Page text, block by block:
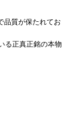
品質が保たれてお
る正真正銘の本物